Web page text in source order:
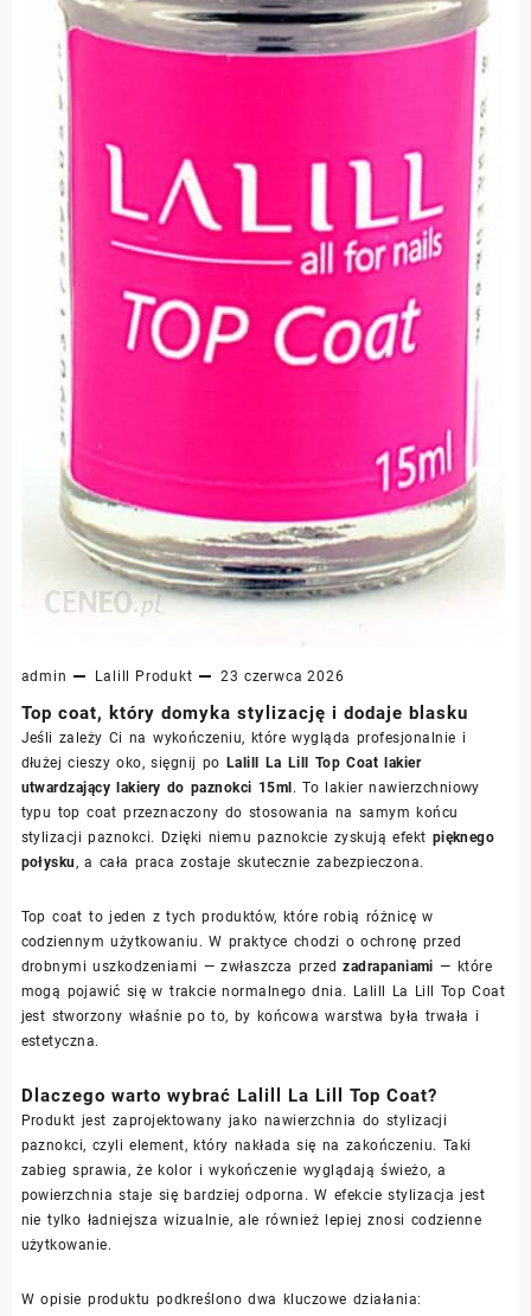
admin Lalill Produkt 23 czerwca 2026
Top coat, który domyka stylizację i dodaje blasku
Jeśli zależy Ci na wykończeniu, które wygląda profesjonalnie i
dłużej cieszy oko, sięgnij po Lalill La Lill Top Coat lakier
utwardzający lakiery do paznokci 15ml. To lakier nawierzchniowy
typu top coat przeznaczony do stosowania na samym końcu
stylizacji paznokci. Dzięki niemu paznokcie zyskują efekt pięknego
połysku , a cała praca zostaje skutecznie zabezpieczona.
Top coat to jeden z tych produktów, które robią różnicę w
codziennym użytkowaniu. W praktyce chodzi o ochronę przed
drobnymi uszkodzeniami — zwłaszcza przedzadrapaniami — które
mogą pojawić się w trakcie normalnego dnia. Lalill La Lill Top Coat
jest stworzony właśnie po to, by końcowa warstwa była trwała i
estetyczna.
Dlaczego warto wybrać Lalill La Lill Top Coat?
Produkt jest zaprojektowany jako nawierzchnia do stylizacji
paznokci, czyli element, który nakłada się na zakończeniu. Taki
zabieg sprawia, że kolor i wykończenie wyglądają świeżo, a
powierzchnia staje się bardziej odporna. W efekcie stylizacja jest
nie tylko ładniejsza wizualnie, ale również lepiej znosi codzienne
użytkowanie.
W opisie produktu podkreślono dwa kluczowe działania: